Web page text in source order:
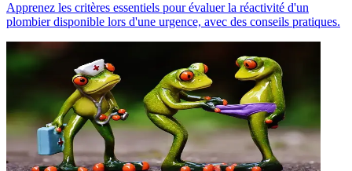
Apprenez les critères essentiels pour évaluer la réactivité d'un
plombier disponible lors d'une urgence, avec des conseils pratiques.